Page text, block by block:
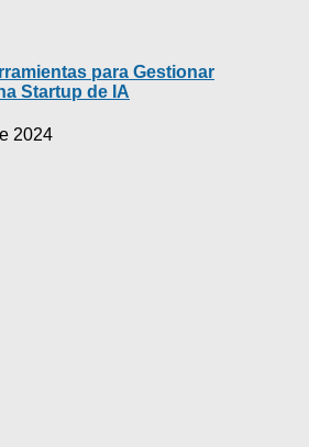
para Gestionar
Startup de IA
2024